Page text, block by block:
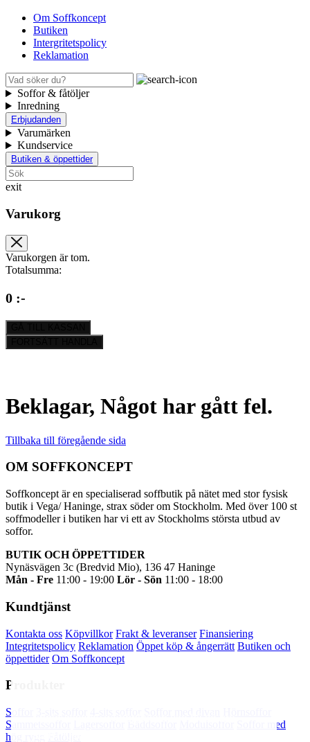
Om Soffkoncept
Butiken
Intergritetspolicy
Reklamation
Soffor & fåtöljer
Inredning
Erbjudanden
Varumärken
Kundservice
Butiken & öppettider
exit
Varukorg
Varukorgen är tom.
Totalsumma:
0 :-
Beklagar, Något har gått fel.
Tillbaka till föregående sida
OM SOFFKONCEPT
Soffkoncept är en specialiserad soffbutik på nätet med stor fysisk
butik i Vega/ Haninge, strax söder om Stockholm. Med över 100 st
soffmodeller i butiken har vi ett av Stockholms största utbud av
soffor.
BUTIK OCH ÖPPETTIDER
Nynäsvägen 3c (Bredvid Mio), 136 47 Haninge
Mån - Fre 11:00 - 19:00 Lör - Sön 11:00 - 18:00
Kundtjänst
Kontakta oss Köpvillkor Frakt & leveranser Finansiering
Integritetspolicy Reklamation Öppet köp & ångerrätt Butiken och
öppettider Om Soffkoncept
Produkter
Soffor
Sammetssoffor
Soffor med
hög rygg